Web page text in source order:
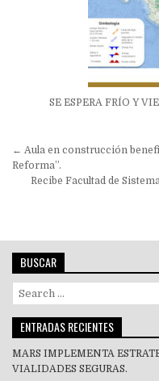
SE ESPERA FRÍO Y
Navegación
de
entradas
← Aula en construcción
Reforma”.
Recibe Facultad de
BUSCAR
Search
for:
ENTRADAS RECIENTES
MARS IMPLEMENTA
VIALIDADES SEGURAS.